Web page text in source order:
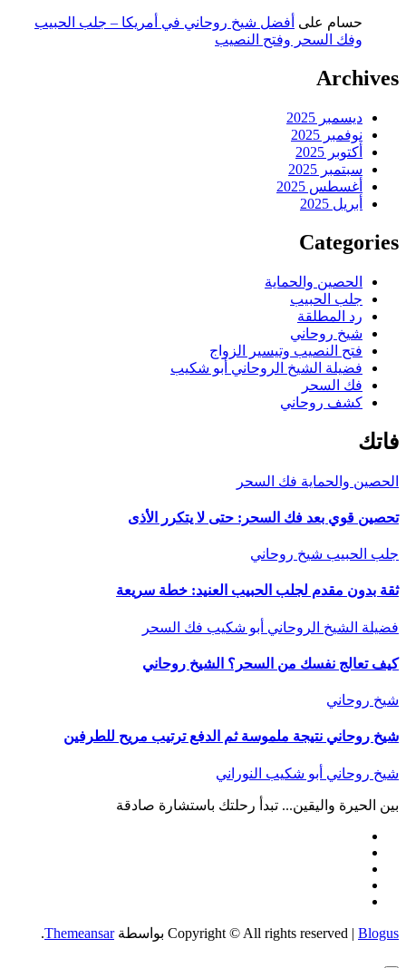
حسام على أفضل شيخ روحاني في أمريكا – جلب الحبيب
وفك السحر وفتح النصيب
Archives
ديسمبر 2025
نوفمبر 2025
أكتوبر 2025
سبتمبر 2025
أغسطس 2025
أبريل 2025
Categories
الحصين والحماية
جلب الحبيب
رد المطلقة
شيخ روحاني
فتح النصيب وتيسير الزواج
فضيلة الشيخ الروحاني أبو شكيب
فك السحر
كشف روحاني
فاتك
الحصين والحماية فك السحر
تحصين قوي بعد فك السحر: حتى لا يتكرر الأذى
جلب الحبيب شيخ روحاني
ثقة بدون مقدم لجلب الحبيب العنيد: خطة سريعة
فضيلة الشيخ الروحاني أبو شكيب فك السحر
كيف تعالج نفسك من السحر؟ الشيخ روحاني
شيخ روحاني
شيخ روحاني نتيجة ملموسة ثم الدفع ترتيب مريح للطرفين
شيخ روحاني أبو شكيب النوراني
بين الحيرة واليقين... تبدأ رحلتك باستشارة صادقة
Copyright © All rights reserved | Blogus بواسطةThemeansar
.